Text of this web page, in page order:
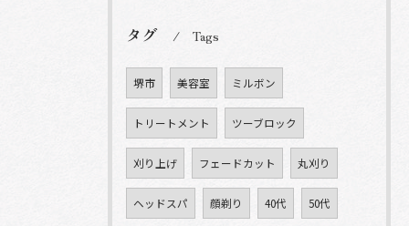
タグ Tags
堺市 美容室 ミルボン
トリートメント ツーブロック
刈り上げ フェードカット 丸刈り
ヘッドスパ 顔剃り 40代 50代